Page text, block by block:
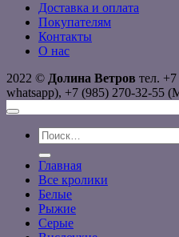
Доставка и оплата
Покупателям
Контакты
О нас
2022 © Долина Ветров тел.
whatsapp), +7 (985) 270-32-55
Искать:
Главная
Все кролики
Белые
Рыжие
Серые